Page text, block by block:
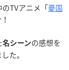
TVアニメ「憂国
名シーンの感想を
た。